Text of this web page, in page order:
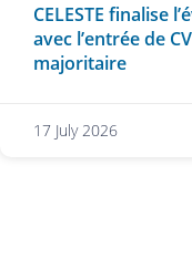
CELESTE finalise
avec l’entrée de
majoritaire
17 July 2026